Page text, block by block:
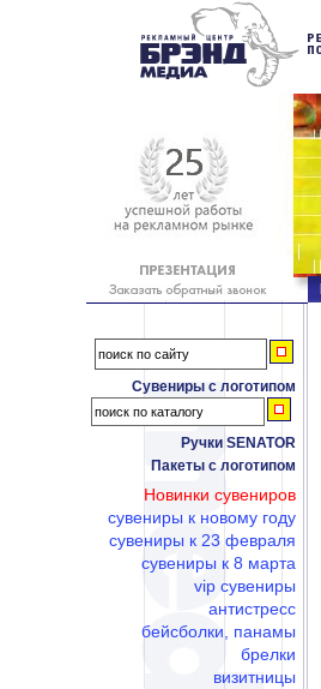
Сувениры с логотипом
Ручки SENATOR
Пакеты с логотипом
Новинки сувениров
сувениры к новому году
сувениры к 23 февраля
сувениры к 8 марта
vip сувениры
антистресс
бейсболки, панамы
брелки
визитницы